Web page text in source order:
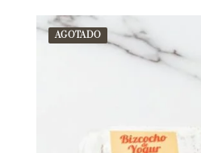
AGOTADO